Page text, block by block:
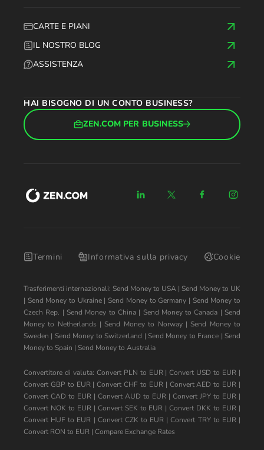
CARTE E PIANI
IL NOSTRO BLOG
ASSISTENZA
HAI BISOGNO DI UN CONTO BUSINESS?
ZEN.COM PER BUSINESS
Termini Informativa sulla privacy Cookie
Trasferimenti internazionali: Send Money to USA | Send Money to UK
| Send Money to Ukraine| Send Money to Germany | Send Money to
Czech Rep. | Send Money to China| Send Money to Canada | Send
Money to Netherlands | Send Money to Norway| Send Money to
Sweden | Send Money to Switzerland | Send Money to France | Send
Money to Spain | Send Money to Australia
Convertitore di valuta: Convert PLN to EUR|Convert USD to EUR |
Convert GBP to EUR|Convert CHF to EUR| Convert AED to EUR |
Convert CAD to EUR | Convert AUD to EUR | Convert JPY to EUR |
Convert NOK to EUR| Convert SEK to EUR |Convert DKK to EUR |
Convert HUF to EUR | Convert CZK to EUR |Convert TRY to EUR|
Convert RON to EUR | Compare Exchange Rates